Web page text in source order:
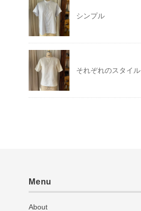
シンプル
それぞれのスタイル
Menu
About